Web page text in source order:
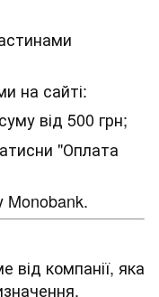
на сайті:
від 500 грн;
"Оплата
Monobank.
від компанії, яка